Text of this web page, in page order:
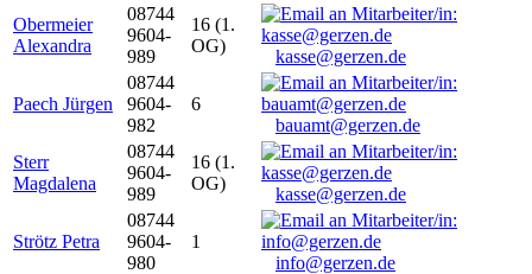
Obermeier
Alexandra
08744
9604-
989
16 (1.
OG)
kasse@gerzen.de
Paech Jürgen
08744
9604-
982
6
bauamt@gerzen.de
Sterr
Magdalena
08744
9604-
989
16 (1.
OG)
kasse@gerzen.de
Strötz Petra
08744
9604-
980
1
info@gerzen.de